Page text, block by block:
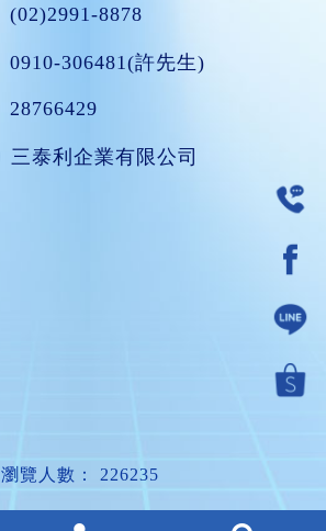
(02)2991-8878
0910-306481(許先生)
28766429
三泰利企業有限公司
瀏覽人數： 226235